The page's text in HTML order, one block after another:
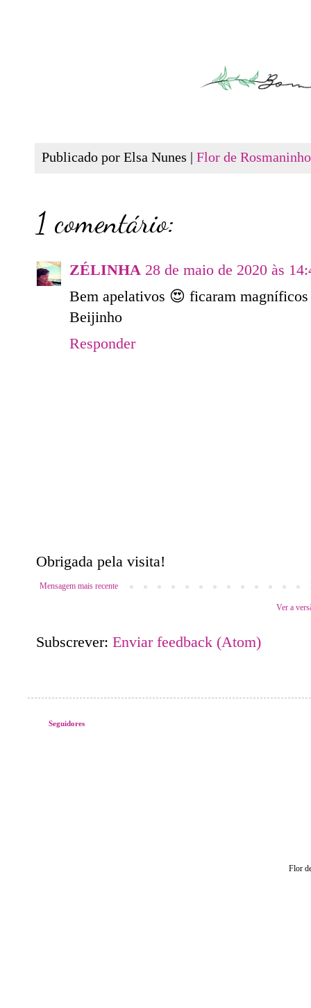
Publicado por Elsa Nunes | Flor de
1 comentário:
ZÉLINHA 28 de maio de 2020 às
Bem apelativos 😍 ficaram magníficos
Beijinho
Responder
Obrigada pela visita!
Mensagem mais recente
Ver a
Subscrever: Enviar feedback (Atom)
Seguidores
Flor